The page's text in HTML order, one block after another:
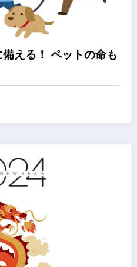
える！ ペットの命も